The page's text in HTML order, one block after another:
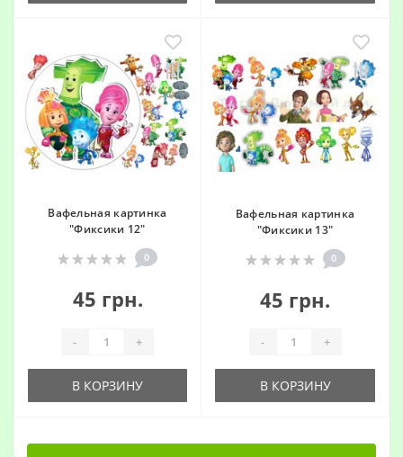
Вафельная картинка
"Фиксики 12"
0
45 грн.
- +
В КОРЗИНУ
Вафельная картинка
"Фиксики 13"
0
45 грн.
- +
В КОРЗИНУ